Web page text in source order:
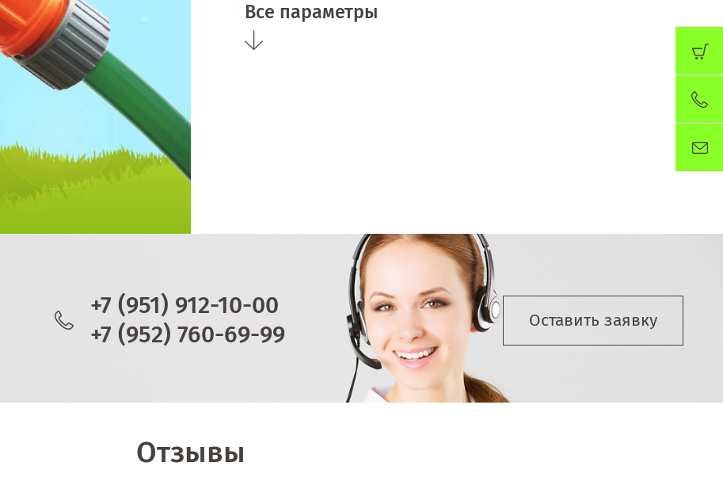
Все параметры
+7 (951) 912-10-00
+7 (952) 760-69-99
Оставить заявку
Отзывы